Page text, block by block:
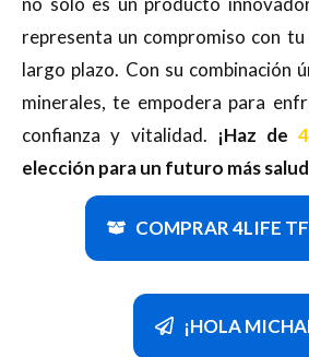
representa un compromiso con
largo plazo. Con su combinación
minerales, te empodera para
confianza y vitalidad. ¡Haz de
elección para un futuro más
COMPRAR 4LIFE
¡HOLA